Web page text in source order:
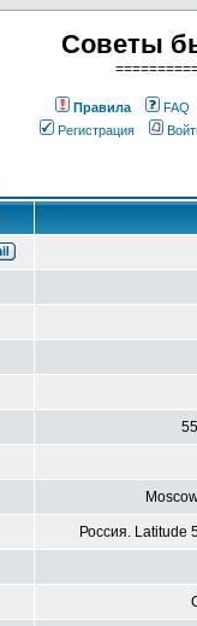
Советы
Правила
FAQ
Регистрация
Россия. Latitude